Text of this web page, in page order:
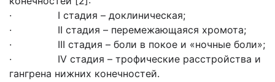
· I стадия – доклиническая;
· II стадия – перемежающаяся хромота;
· III стадия – боли в покое и «ночные боли»;
· IV стадия – трофические расстройства и
гангрена нижних конечностей.